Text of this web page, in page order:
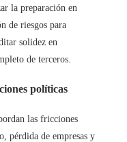
la preparación en
de riesgos para
solidez en
de terceros.
políticas
las fricciones
pérdida de empresas y